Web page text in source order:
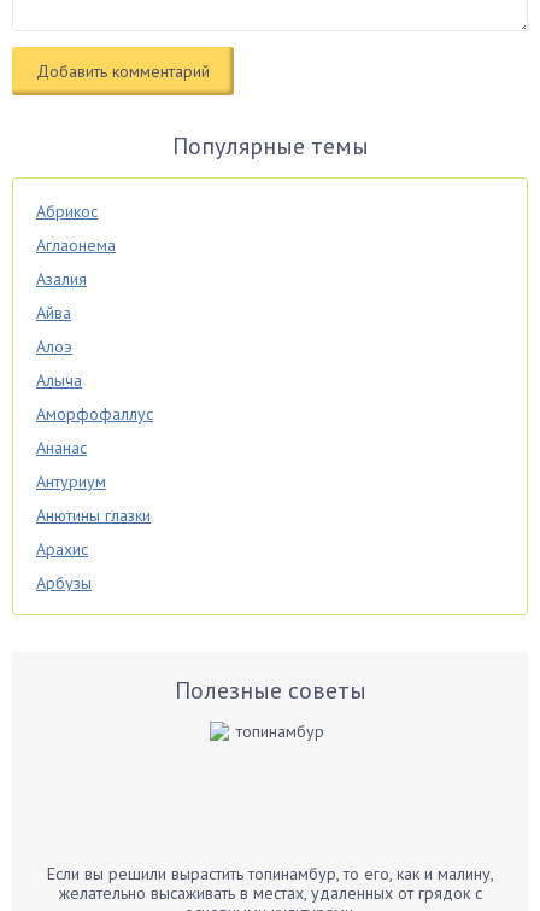
Популярные темы
Абрикос
Аглаонема
Азалия
Айва
Алоэ
Алыча
Аморфофаллус
Ананас
Антуриум
Анютины глазки
Арахис
Арбузы
Аспарагус
Бархатцы
Полезные советы
Если вы решили вырастить топинамбур, то его, как и малину,
желательно высаживать в местах, удаленных от грядок с